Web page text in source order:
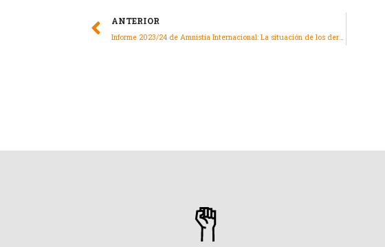
ANTERIOR
Informe 2023/24 de Amnistía Internacional: La situación de los derechos humanos en el mundo